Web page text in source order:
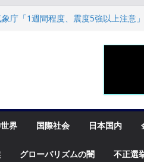
象庁「1週間程度、震度5強以上注意
ルベッドがあてがわれている教室だ
先駆者」へ：ライトワーカーはもう
イス・エリゾンドの役割は「情報
の思惑と世論誘導
界 国際社会 日本国内
グローバリズムの闇 不正選